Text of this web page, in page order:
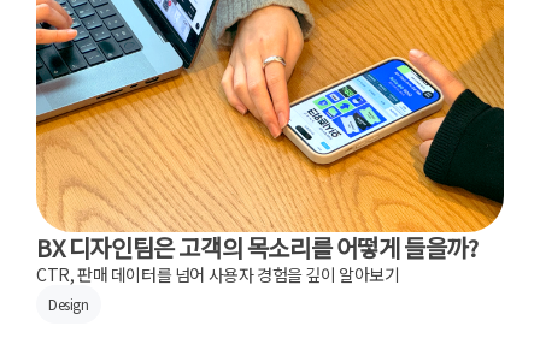
BX 디자인팀은 고객의 목소리를 어떻게 들을까?
CTR, 판매 데이터를 넘어 사용자 경험을 깊이 알아보기
Design